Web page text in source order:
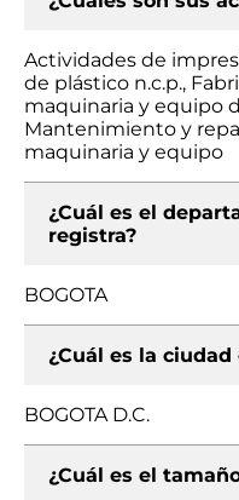
Actividades de
de plástico n.c.p.,
maquinaria y equipo
Mantenimiento y
maquinaria y equipo
¿Cuál es el
registra?
BOGOTA
¿Cuál es la
BOGOTA D.C.
¿Cuál es el